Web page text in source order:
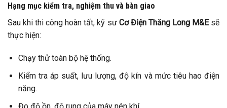
Hạng mục kiểm tra, nghiệm thu và bàn giao
Sau khi thi công hoàn tất, kỹ sư Cơ Điện Thăng Long M&Esẽ
thực hiện:
Chạy thử toàn bộ hệ thống.
Kiểm tra áp suất, lưu lượng, độ kín và mức tiêu hao điện
năng.
Đo độ ồn, độ rung của máy nén khí.